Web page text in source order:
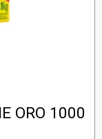
ORO 1000